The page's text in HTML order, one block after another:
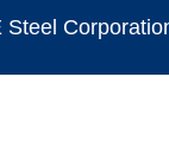
Steel